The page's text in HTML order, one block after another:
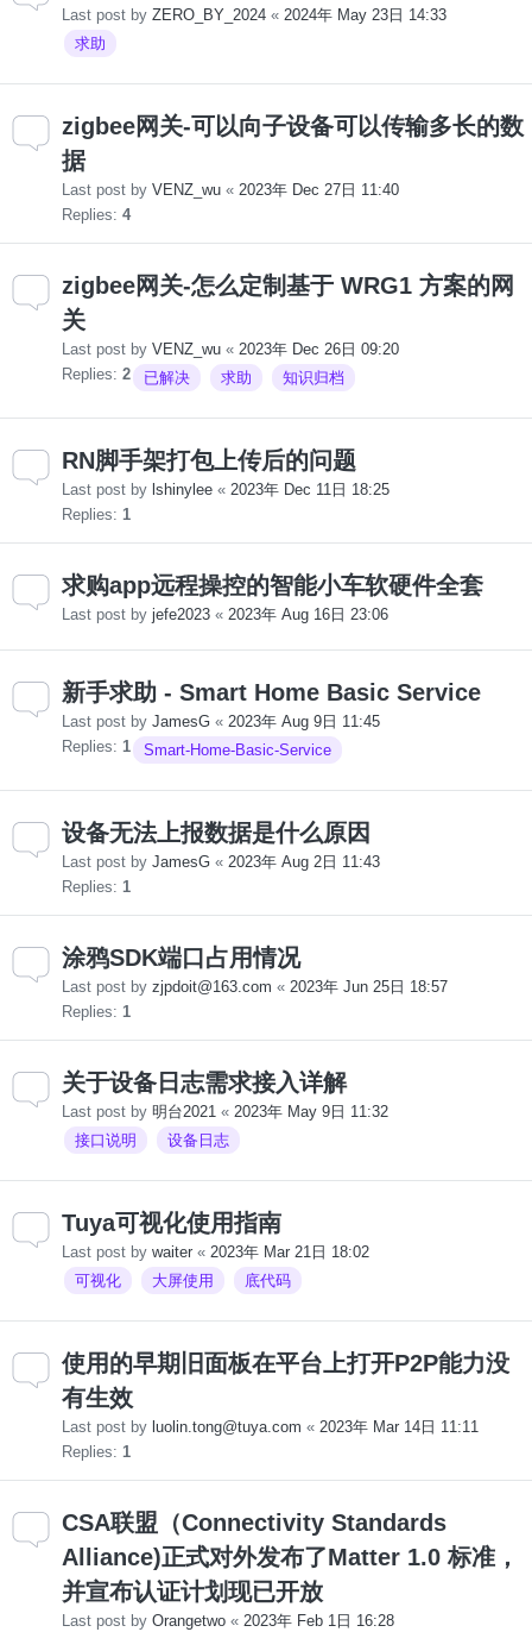
Last post by ZERO_BY_2024 « 2024年 May 23日 14:33
求助
zigbee网关-可以向子设备可以传输多长的数
据
Last post by VENZ_wu « 2023年 Dec 27日 11:40
Replies: 4
zigbee网关-怎么定制基于 WRG1 方案的网
关
Last post by VENZ_wu « 2023年 Dec 26日 09:20
Replies: 2 已解决 求助 知识归档
RN脚手架打包上传后的问题
Last post by lshinylee « 2023年 Dec 11日 18:25
Replies: 1
求购app远程操控的智能小车软硬件全套
Last post by jefe2023 « 2023年 Aug 16日 23:06
新手求助 - Smart Home Basic Service
Last post by JamesG « 2023年 Aug 9日 11:45
Replies: 1 Smart-Home-Basic-Service
设备无法上报数据是什么原因
Last post by JamesG « 2023年 Aug 2日 11:43
Replies: 1
涂鸦SDK端口占用情况
Last post by zjpdoit@163.com « 2023年 Jun 25日 18:57
Replies: 1
关于设备日志需求接入详解
Last post by 明台2021 « 2023年 May 9日 11:32
接口说明
设备日志
Tuya可视化使用指南
Last post by waiter « 2023年 Mar 21日 18:02
可视化
大屏使用 底代码
使用的早期旧面板在平台上打开P2P能力没
有生效
Last post by luolin.tong@tuya.com « 2023年 Mar 14日 11:11
Replies: 1
CSA联盟（Connectivity Standards
Alliance)正式对外发布了Matter 1.0 标准，
并宣布认证计划现已开放
Last post by Orangetwo « 2023年 Feb 1日 16:28